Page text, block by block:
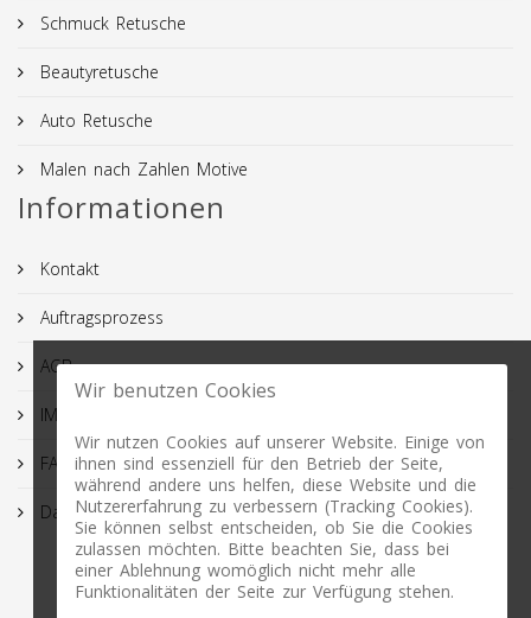
Schmuck Retusche
Beautyretusche
Auto Retusche
Malen nach Zahlen Motive
Informationen
Kontakt
Auftragsprozess
AGB
IMPRESSUM
FAQ
Datenschutz
Wir benutzen Cookies
Wir nutzen Cookies auf unserer Website. Einige von
ihnen sind essenziell für den Betrieb der Seite,
während andere uns helfen, diese Website und die
Nutzererfahrung zu verbessern (Tracking Cookies).
Sie können selbst entscheiden, ob Sie die Cookies
zulassen möchten. Bitte beachten Sie, dass bei
einer Ablehnung womöglich nicht mehr alle
Funktionalitäten der Seite zur Verfügung stehen.